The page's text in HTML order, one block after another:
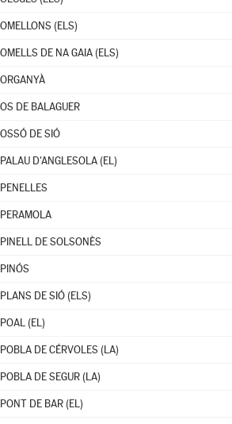
OMELLONS (ELS)
OMELLS DE NA GAIA (ELS)
ORGANYÀ
OS DE BALAGUER
OSSÓ DE SIÓ
PALAU D'ANGLESOLA (EL)
PENELLES
PERAMOLA
PINELL DE SOLSONÈS
PINÓS
PLANS DE SIÓ (ELS)
POAL (EL)
POBLA DE CÉRVOLES (LA)
POBLA DE SEGUR (LA)
PONT DE BAR (EL)